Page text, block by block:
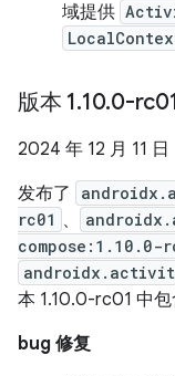
域提供
版本 1.10.0-
2024 年 12 月 11 日
发布了
rc01 、
compose:1.10.0-
本 1.10.0-rc01 中包
bug 修复